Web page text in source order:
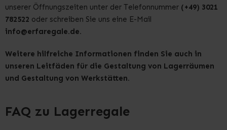
unserer Öffnungszeiten unter der Telefonnummer (+49) 3021
782522 oder schreiben Sie uns eine E-Mail
info@erfaregale.de.
Weitere hilfreiche Informationen finden Sie auch in
unseren Leitfäden für die Gestaltung von Lagerräumen
und Gestaltung von Werkstätten.
FAQ zu Lagerregale